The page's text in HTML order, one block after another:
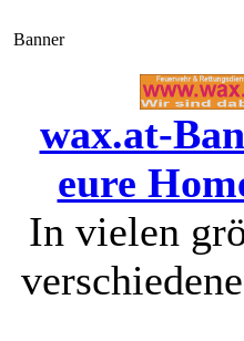
Banner
wax.at-
eure
In vielen